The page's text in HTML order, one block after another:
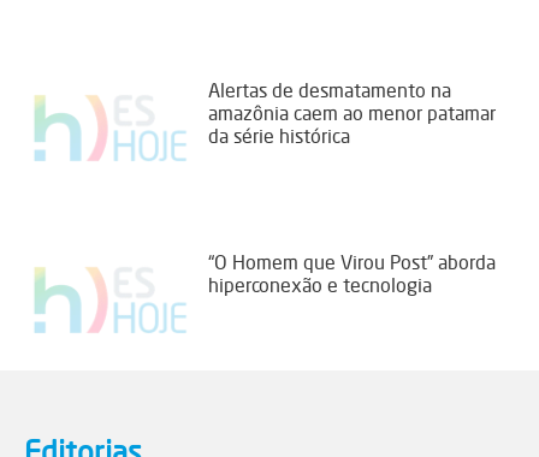
Alertas de desmatamento na
amazônia caem ao menor patamar
da série histórica
“O Homem que Virou Post” aborda
hiperconexão e tecnologia